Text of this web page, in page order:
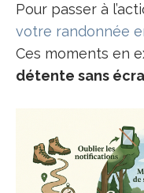
Pour passer à
votre randonnée
Ces moments en
détente sans